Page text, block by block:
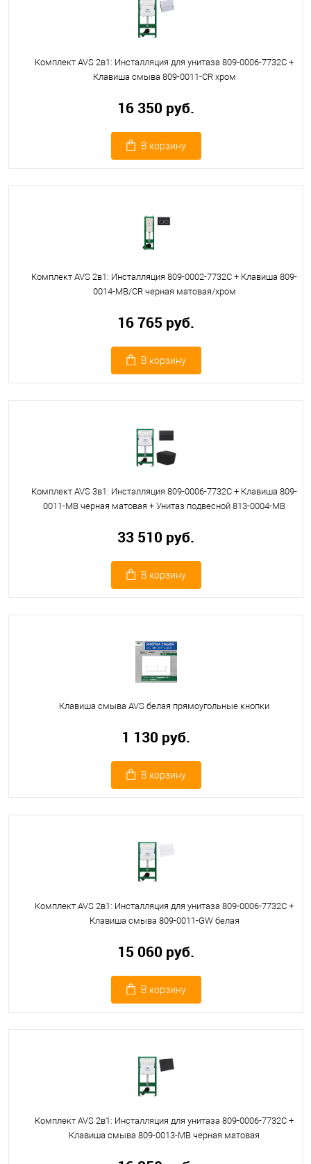
Комплект AVS 2в1: Инсталляция для унитаза 809-0006-7732C +
Клавиша смыва 809-0011-CR хром
16 350 руб.
В корзину
Комплект AVS 2в1: Инсталляция 809-0002-7732C + Клавиша 809-
0014-MB/CR черная матовая/хром
16 765 руб.
В корзину
Комплект AVS 3в1: Инсталляция 809-0006-7732C + Клавиша 809-
0011-MB черная матовая + Унитаз подвесной 813-0004-MB
33 510 руб.
В корзину
Клавиша смыва AVS белая прямоугольные кнопки
1 130 руб.
В корзину
Комплект AVS 2в1: Инсталляция для унитаза 809-0006-7732C +
Клавиша смыва 809-0011-GW белая
15 060 руб.
В корзину
Комплект AVS 2в1: Инсталляция для унитаза 809-0006-7732C +
Клавиша смыва 809-0013-MB черная матовая